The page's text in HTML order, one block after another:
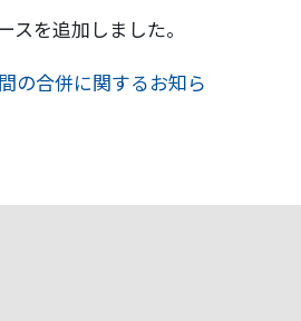
スを追加しました。
の合併に関するお知ら